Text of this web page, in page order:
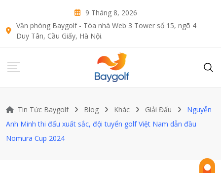
content
9 Tháng 8, 2026
Văn phòng Baygolf - Tòa nhà Web 3 Tower số 15, ngõ 4
Duy Tân, Cầu Giấy, Hà Nội.
Tin Tức Baygolf Blog Khác Giải Đấu
Nguyễn
Anh Minh thi đấu xuất sắc, đội tuyển golf Việt Nam dẫn đầu
Nomura Cup 2024